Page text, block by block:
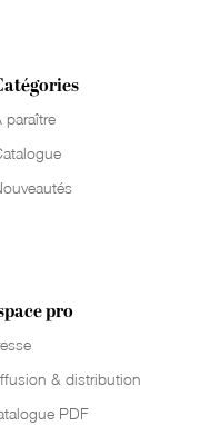
paraître
pro
& distribution
PDF